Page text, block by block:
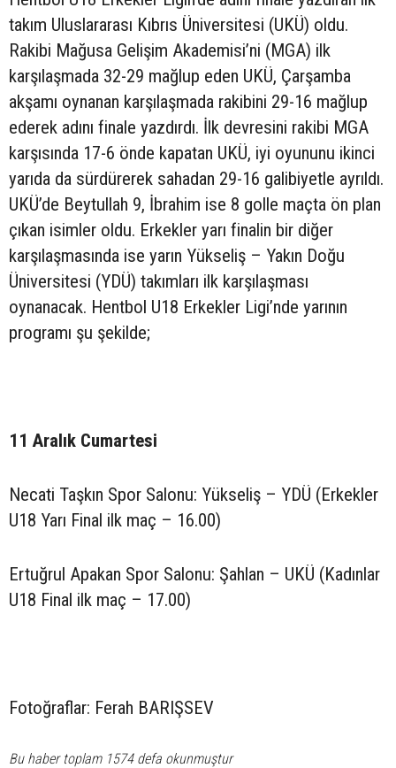
takım Uluslararası Kıbrıs Üniversitesi (UKÜ) oldu.
Rakibi Mağusa Gelişim Akademisi’ni (MGA) ilk
karşılaşmada 32-29 mağlup eden UKÜ, Çarşamba
akşamı oynanan karşılaşmada rakibini 29-16 mağlup
ederek adını finale yazdırdı. İlk devresini rakibi MGA
karşısında 17-6 önde kapatan UKÜ, iyi oyununu ikinci
yarıda da sürdürerek sahadan 29-16 galibiyetle ayrıldı.
UKÜ’de Beytullah 9, İbrahim ise 8 golle maçta ön plan
çıkan isimler oldu. Erkekler yarı finalin bir diğer
karşılaşmasında ise yarın Yükseliş – Yakın Doğu
Üniversitesi (YDÜ) takımları ilk karşılaşması
oynanacak. Hentbol U18 Erkekler Ligi’nde yarının
programı şu şekilde;
11 Aralık Cumartesi
Necati Taşkın Spor Salonu: Yükseliş – YDÜ (Erkekler
U18 Yarı Final ilk maç – 16.00)
Ertuğrul Apakan Spor Salonu: Şahlan – UKÜ (Kadınlar
U18 Final ilk maç – 17.00)
Fotoğraflar: Ferah BARIŞSEV
Bu haber toplam 1574 defa okunmuştur